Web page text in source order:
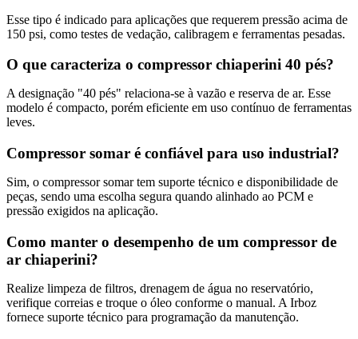
Esse tipo é indicado para aplicações que requerem pressão acima de
150 psi, como testes de vedação, calibragem e ferramentas pesadas.
O que caracteriza o compressor chiaperini 40 pés?
A designação "40 pés" relaciona-se à vazão e reserva de ar. Esse
modelo é compacto, porém eficiente em uso contínuo de ferramentas
leves.
Compressor somar é confiável para uso industrial?
Sim, o compressor somar tem suporte técnico e disponibilidade de
peças, sendo uma escolha segura quando alinhado ao PCM e
pressão exigidos na aplicação.
Como manter o desempenho de um compressor de
ar chiaperini?
Realize limpeza de filtros, drenagem de água no reservatório,
verifique correias e troque o óleo conforme o manual. A Irboz
fornece suporte técnico para programação da manutenção.